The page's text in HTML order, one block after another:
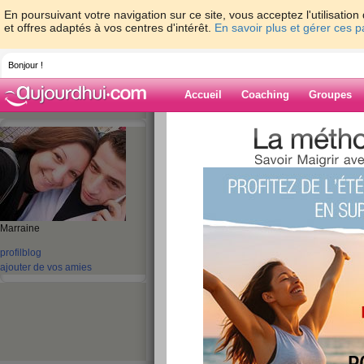
En poursuivant votre navigation sur ce site, vous acceptez
et offres adaptés à vos centres d'intérêt. En savoir plus et gérer ces
Bonjour !
Accueil Coaching Groupes
Marraine
profil blog
ajouter de vos amies
>
> je suis
Blog de
je suis toujours la
connexion pourri
publié le 06/04/2010 à 10:09